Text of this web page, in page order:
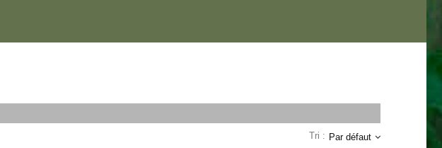
Tri : Par défaut